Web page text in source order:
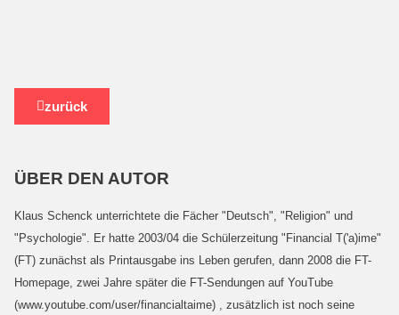
zurück
ÜBER DEN AUTOR
Klaus Schenck unterrichtete die Fächer "Deutsch", "Religion" und
"Psychologie". Er hatte 2003/04 die Schülerzeitung "Financial T('a)ime"
(FT) zunächst als Printausgabe ins Leben gerufen, dann 2008 die FT-
Homepage, zwei Jahre später die FT-Sendungen auf YouTube
(www.youtube.com/user/financialtaime) , zusätzlich ist noch seine